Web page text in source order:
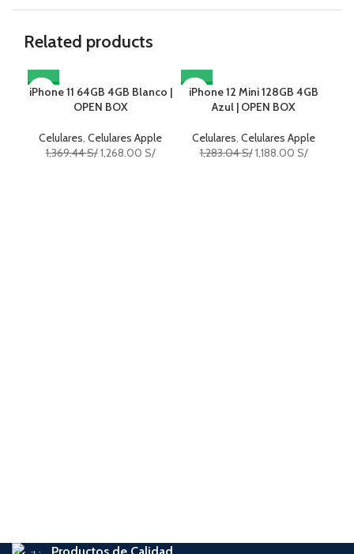
Related products
-7%
iPhone 11 64GB 4GB Blanco |
OPEN BOX
Celulares Celulares Apple
1,369.44S/1,268.00 S/
-7%
iPhone 12 Mini 128GB 4GB
Azul | OPEN BOX
Celulares Celulares Apple
1,283.04S/1,188.00 S/
Productos de Calidad